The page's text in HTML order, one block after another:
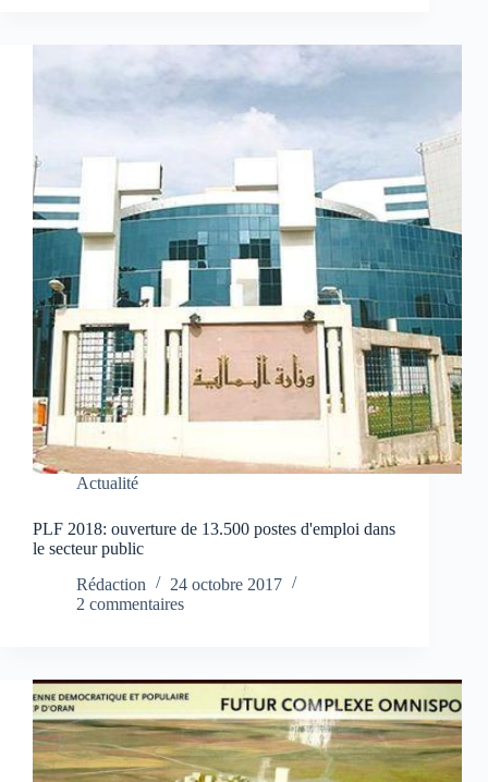
Actualité
PLF 2018: ouverture de 13.500 postes d'emploi dans
le secteur public
Rédaction
24 octobre 2017
2 commentaires